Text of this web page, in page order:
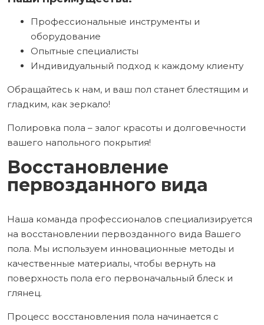
Профессиональные инструменты и
оборудование
Опытные специалисты
Индивидуальный подход к каждому клиенту
Обращайтесь к нам, и ваш пол станет блестящим и
гладким, как зеркало!
Полировка пола – залог красоты и долговечности
вашего напольного покрытия!
Восстановление
первозданного вида
Наша команда профессионалов специализируется
на восстановлении первозданного вида Вашего
пола. Мы используем инновационные методы и
качественные материалы, чтобы вернуть на
поверхность пола его первоначальный блеск и
глянец.
Процесс восстановления пола начинается с